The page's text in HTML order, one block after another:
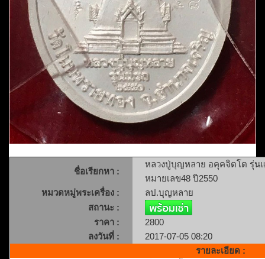
ชื่อเรียกหา :
หลวงปู่บุญหลาย อคุคจิตโต รุ่นแ
หมายเลข48 ปี2550
หมวดหมู่พระเครื่อง :
ลป.บุญหลาย
สถานะ :
ราคา :
2800
ลงวันที่ :
2017-07-05 08:20
รายละเอียด :